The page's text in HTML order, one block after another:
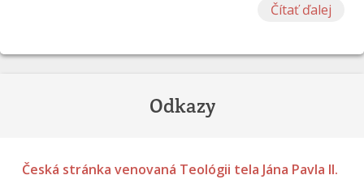
Čítať ďalej
Odkazy
Česká stránka venovaná Teológii tela Jána Pavla II.